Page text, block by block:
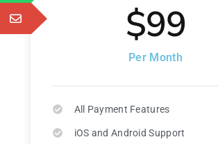
$99
Per Month
All Payment Features
iOS and Android Support